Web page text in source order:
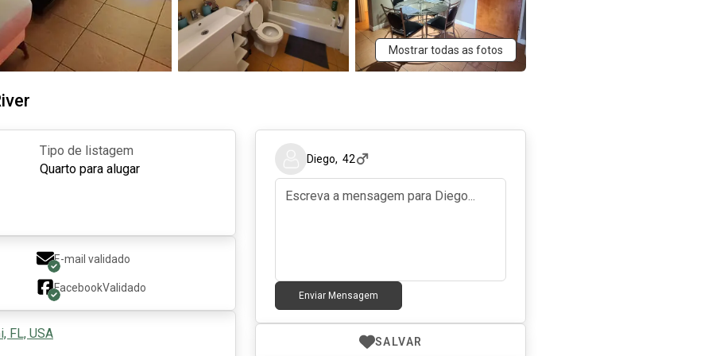
Mostrar todas as fotos
Tipo de listagem
Quarto para alugar
E-mail validado
FacebookValidado
FL, USA
Diego,42
Enviar Mensagem
SALVAR